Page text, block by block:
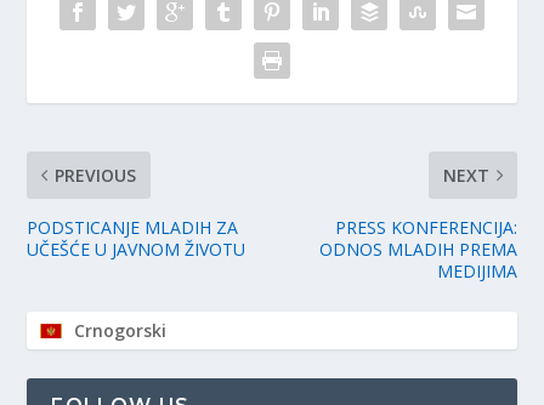
PREVIOUS
PODSTICANJE MLADIH ZA
UČEŠĆE U JAVNOM ŽIVOTU
NEXT
PRESS KONFERENCIJA:
ODNOS MLADIH PREMA
MEDIJIMA
Crnogorski